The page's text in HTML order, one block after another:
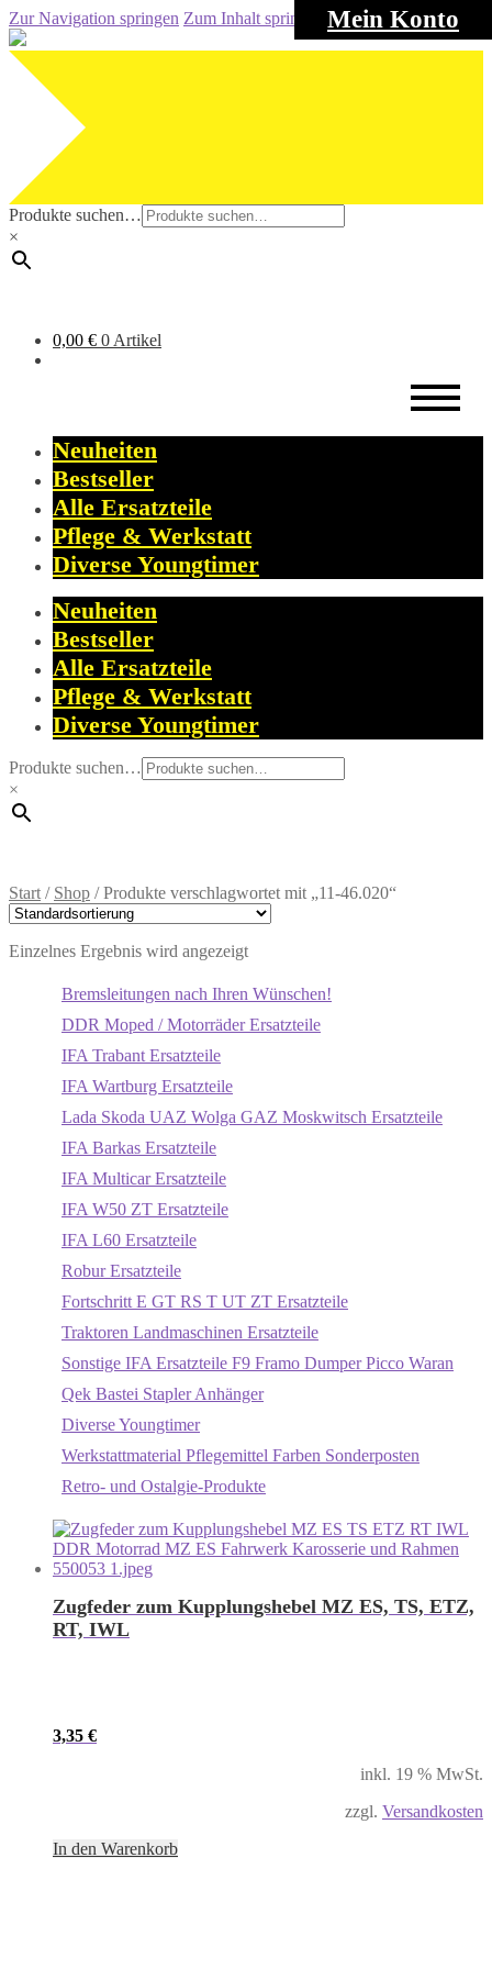
Mein Konto
Zur Navigation springen Zum Inhalt springen
Produkte suchen…
×
0,00 € 0 Artikel
Neuheiten
Bestseller
Alle Ersatzteile
Pflege & Werkstatt
Diverse Youngtimer
Neuheiten
Bestseller
Alle Ersatzteile
Pflege & Werkstatt
Diverse Youngtimer
Produkte suchen…
×
Start / Shop /Produkte verschlagwortet mit „11-46.020“
Einzelnes Ergebnis wird angezeigt
Bremsleitungen nach Ihren Wünschen!
DDR Moped / Motorräder Ersatzteile
IFA Trabant Ersatzteile
IFA Wartburg Ersatzteile
Lada Skoda UAZ Wolga GAZ Moskwitsch Ersatzteile
IFA Barkas Ersatzteile
IFA Multicar Ersatzteile
IFA W50 ZT Ersatzteile
IFA L60 Ersatzteile
Robur Ersatzteile
Fortschritt E GT RS T UT ZT Ersatzteile
Traktoren Landmaschinen Ersatzteile
Sonstige IFA Ersatzteile F9 Framo Dumper Picco Waran
Qek Bastei Stapler Anhänger
Diverse Youngtimer
Werkstattmaterial Pflegemittel Farben Sonderposten
Retro- und Ostalgie-Produkte
Zugfeder zum Kupplungshebel MZ ES, TS, ETZ,
RT, IWL
3,35 €
inkl. 19 % MwSt.
zzgl. Versandkosten
In den Warenkorb